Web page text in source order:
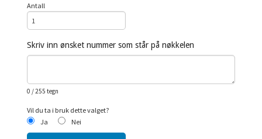
Antall
Skriv inn ønsket nummer som står på nøkkelen
0 / 255 tegn
Vil du ta i bruk dette valget?
Ja
Nei